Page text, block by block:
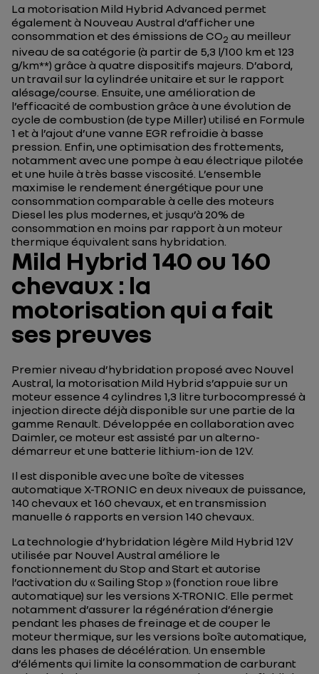
La motorisation Mild Hybrid Advanced permet
également à Nouveau Austral d’afficher une
consommation et des émissions de CO2 au meilleur
niveau de sa catégorie (à partir de 5,3 l/100 km et 123
g/km**) grâce à quatre dispositifs majeurs. D’abord,
un travail sur la cylindrée unitaire et sur le rapport
alésage/course. Ensuite, une amélioration de
l’efficacité de combustion grâce à une évolution de
cycle de combustion (de type Miller) utilisé en Formule
1 et à l’ajout d’une vanne EGR refroidie à basse
pression. Enfin, une optimisation des frottements,
notamment avec une pompe à eau électrique pilotée
et une huile à très basse viscosité. L’ensemble
maximise le rendement énergétique pour une
consommation comparable à celle des moteurs
Diesel les plus modernes, et jusqu’à 20% de
consommation en moins par rapport à un moteur
thermique équivalent sans hybridation.
Mild Hybrid 140 ou 160
chevaux : la
motorisation qui a fait
ses preuves
Premier niveau d’hybridation proposé avec Nouvel
Austral, la motorisation Mild Hybrid s’appuie sur un
moteur essence 4 cylindres 1,3 litre turbocompressé à
injection directe déjà disponible sur une partie de la
gamme Renault. Développée en collaboration avec
Daimler, ce moteur est assisté par un alterno-
démarreur et une batterie lithium-ion de 12V.
Il est disponible avec une boîte de vitesses
automatique X-TRONIC en deux niveaux de puissance,
140 chevaux et 160 chevaux, et en transmission
manuelle 6 rapports en version 140 chevaux.
La technologie d’hybridation légère Mild Hybrid 12V
utilisée par Nouvel Austral améliore le
fonctionnement du Stop and Start et autorise
l’activation du « Sailing Stop » (fonction roue libre
automatique) sur les versions X-TRONIC. Elle permet
notamment d’assurer la régénération d’énergie
pendant les phases de freinage et de couper le
moteur thermique, sur les versions boîte automatique,
dans les phases de décélération. Un ensemble
d’éléments qui limite la consommation de carburant